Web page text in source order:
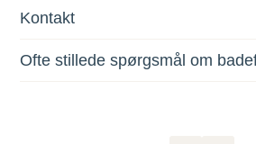
Kontakt
Ofte stillede spørgsmål om